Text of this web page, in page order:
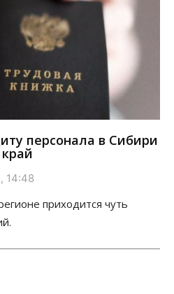
персонала в Сибири
14:48
приходится чуть